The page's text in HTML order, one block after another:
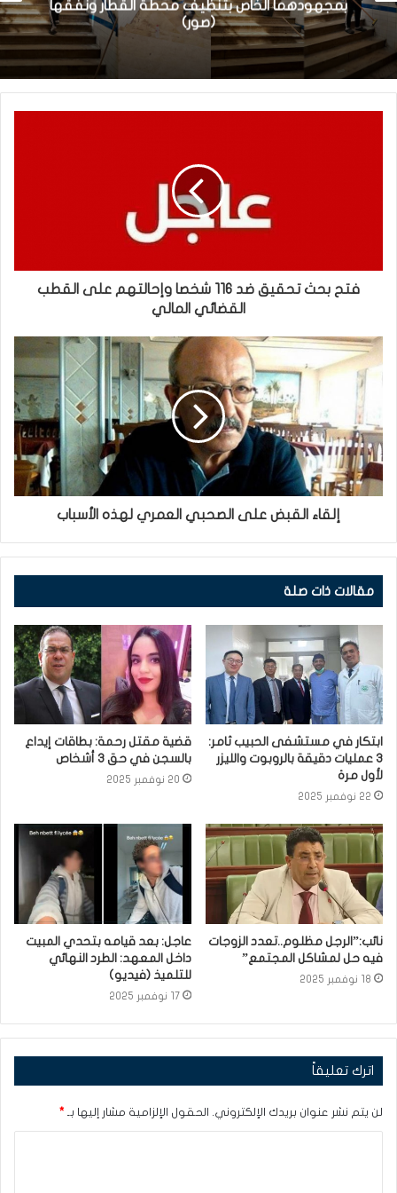
بمجهودهما الخاص بتنظيف محطة القطار ونفقها
(صور)
فتح بحث تحقيق ضد 116 شخصا وإحالتهم على القطب
القضائي المالي
إلقاء القبض على الصحبي العمري لهذه الأسباب
مقالات ذات صلة
ابتكار في مستشفى الحبيب ثامر:
3 عمليات دقيقة بالروبوت والليزر
لأول مرة
22 نوفمبر 2025
قضية مقتل رحمة: بطاقات إيداع
بالسجن في حق 3 أشخاص
20 نوفمبر 2025
نائب:”الرجل مظلوم..تعدد الزوجات
فيه حل لمشاكل المجتمع”
18 نوفمبر 2025
عاجل: بعد قيامه بتحدي المبيت
داخل المعهد: الطرد النهائي
للتلميذ (فيديو)
17 نوفمبر 2025
اترك تعليقاً
لن يتم نشر عنوان بريدك الإلكتروني. الحقول الإلزامية مشار إليها بـ *